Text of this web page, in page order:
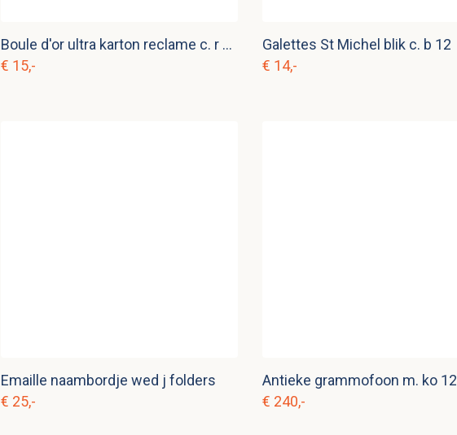
Boule d'or ultra karton reclame c. r 11
€ 15,-
Galettes St Michel blik c. b 12
€ 14,-
Emaille naambordje wed j folders
€ 25,-
Antieke grammofoon m. ko 12
€ 240,-